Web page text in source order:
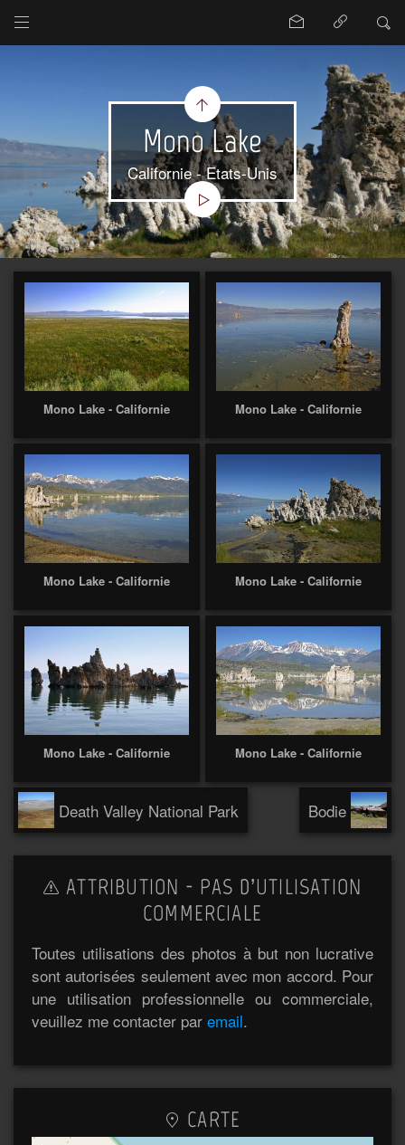
Mono Lake
Californie - Etats-Unis
Mono Lake - Californie Mono Lake - Californie
Mono Lake - Californie Mono Lake - Californie
Mono Lake - Californie Mono Lake - Californie
Death Valley National Park Bodie
ATTRIBUTION - PAS D’UTILISATION
COMMERCIALE
Toutes utilisations des photos à but non lucrative
sont autorisées seulement avec mon accord. Pour
une utilisation professionnelle ou commerciale,
veuillez me contacter par email.
CARTE